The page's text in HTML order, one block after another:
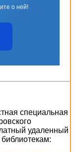
о ней!
специальная
удаленный